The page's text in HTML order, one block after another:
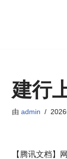
建行
由 admin
【腾讯文档】